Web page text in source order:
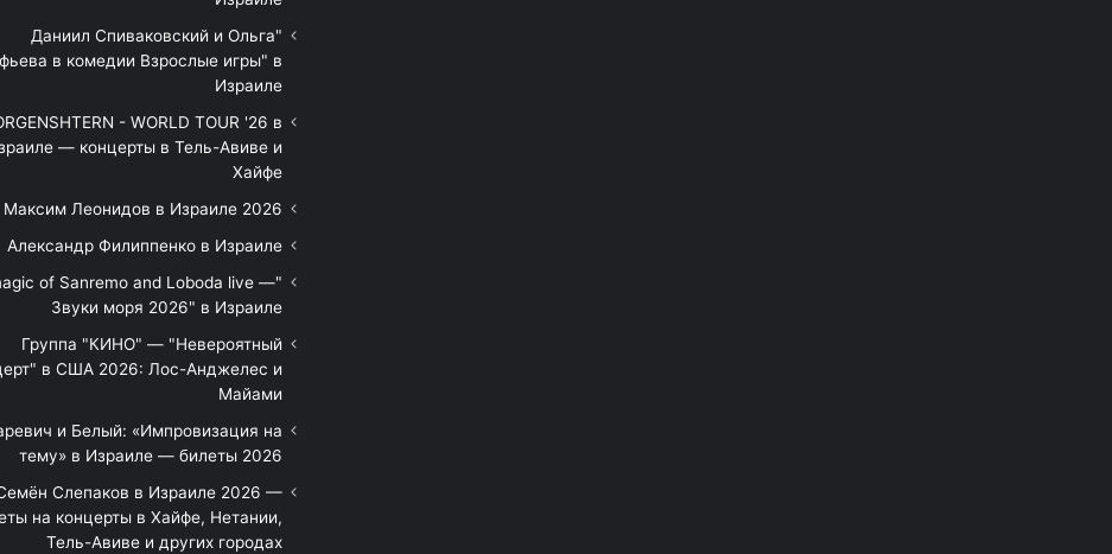
"Даниил Спиваковский и Ольга
в комедии Взрослые игры" в
Израиле
- WORLD TOUR '26 в
— концерты в Тель-Авиве и
Хайфе
Максим Леонидов в Израиле 2026
Александр Филиппенко в Израиле
of Sanremo and Loboda live —
Звуки моря 2026" в Израиле
Группа "КИНО" — "Невероятный
в США 2026: Лос-Анджелес и
Майами
и Белый: «Импровизация на
тему» в Израиле — билеты 2026
Слепаков в Израиле 2026 —
на концерты в Хайфе, Нетании,
Тель-Авиве и других городах